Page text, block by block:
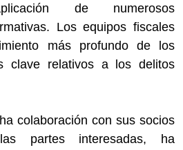
de numerosos
Los equipos fiscales
más profundo de los
clave relativos a los delitos
colaboración con sus socios
partes interesadas, ha